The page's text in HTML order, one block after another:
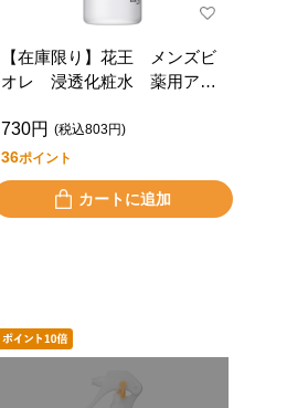
【在庫限り】花王 メンズビ
オレ 浸透化粧水 薬用アク
730円 (税込803円)
36ポイント
カートに追加